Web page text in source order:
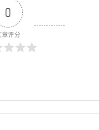
0
章评分